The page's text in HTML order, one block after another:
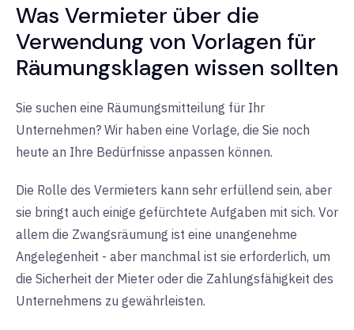
Was Vermieter über die
Verwendung von Vorlagen für
Räumungsklagen wissen sollten
Sie suchen eine Räumungsmitteilung für Ihr
Unternehmen? Wir haben eine Vorlage, die Sie noch
heute an Ihre Bedürfnisse anpassen können.
Die Rolle des Vermieters kann sehr erfüllend sein, aber
sie bringt auch einige gefürchtete Aufgaben mit sich. Vor
allem die Zwangsräumung ist eine unangenehme
Angelegenheit - aber manchmal ist sie erforderlich, um
die Sicherheit der Mieter oder die Zahlungsfähigkeit des
Unternehmens zu gewährleisten.